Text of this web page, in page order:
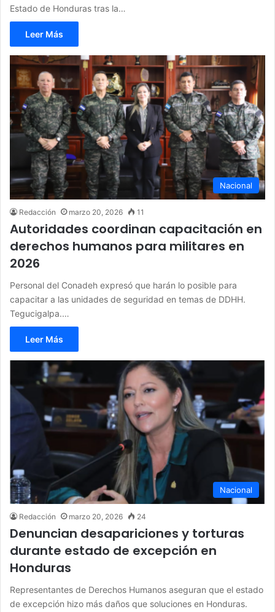
Estado de Honduras tras la…
Leer Más
Nacional
Redacción marzo 20, 2026 11
Autoridades coordinan capacitación en
derechos humanos para militares en
2026
Personal del Conadeh expresó que harán lo posible para
capacitar a las unidades de seguridad en temas de DDHH.
Tegucigalpa.…
Leer Más
Nacional
Redacción marzo 20, 2026 24
Denuncian desapariciones y torturas
durante estado de excepción en
Honduras
Representantes de Derechos Humanos aseguran que el estado
de excepción hizo más daños que soluciones en Honduras.